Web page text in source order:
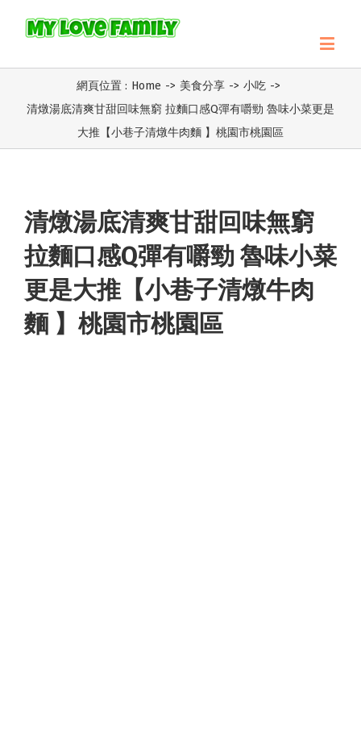
網頁位置 : Home -> 美食分享 -> 小吃 ->
清燉湯底清爽甘甜回味無窮 拉麵口感Q彈有嚼勁 魯味小菜更是
大推【小巷子清燉牛肉麵 】桃園市桃園區
清燉湯底清爽甘甜回味無窮
拉麵口感Q彈有嚼勁 魯味小菜
更是大推【小巷子清燉牛肉
麵 】桃園市桃園區